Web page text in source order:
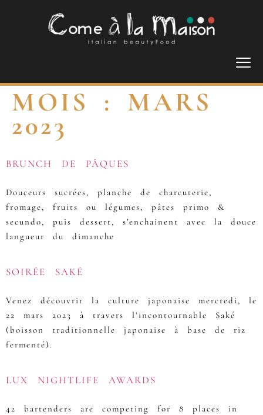
MOIS : MARS
2023
BRUNCH DE PÂQUES
Douceurs sucrées, planche de charcuterie,
fromage, fruits ou légumes, pâtes primo &
secundo, puis dessert, s’enchainent avec la douce
langueur du dimanche
SOIRÉE SAKÉ
Venez découvrir la culture japonaise mercredi, le
22 mars 2023 à travers l’incontournable Saké
(boisson traditionnelle japonaise à base de riz
fermenté).
LUX NIGHTLIFE AWARDS
42 bartenders are competing for 8 places in